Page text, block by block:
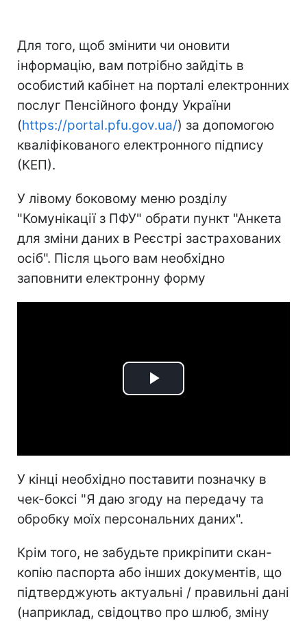
Для того, щоб змінити чи оновити
інформацію, вам потрібно зайдіть в
особистий кабінет на порталі електронних
послуг Пенсійного фонду України
(https://portal.pfu.gov.ua/) за допомогою
кваліфікованого електронного підпису
(КЕП).
У лівому боковому меню розділу
"Комунікації з ПФУ" обрати пункт "Анкета
для зміни даних в Реєстрі застрахованих
осіб". Після цього вам необхідно
заповнити електронну форму
Play
У кінці необхідно поставити позначку в
чек-боксі "Я даю згоду на передачу та
обробку моїх персональних даних".
Крім того, не забудьте прикріпити скан-
копію паспорта або інших документів, що
підтверджують актуальні / правильні дані
(наприклад, свідоцтво про шлюб, зміну